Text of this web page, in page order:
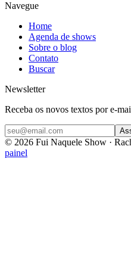
Navegue
Home
Agenda de shows
Sobre o blog
Contato
Buscar
Newsletter
Receba os novos textos por e-
© 2026 Fui Naquele Show ·
painel